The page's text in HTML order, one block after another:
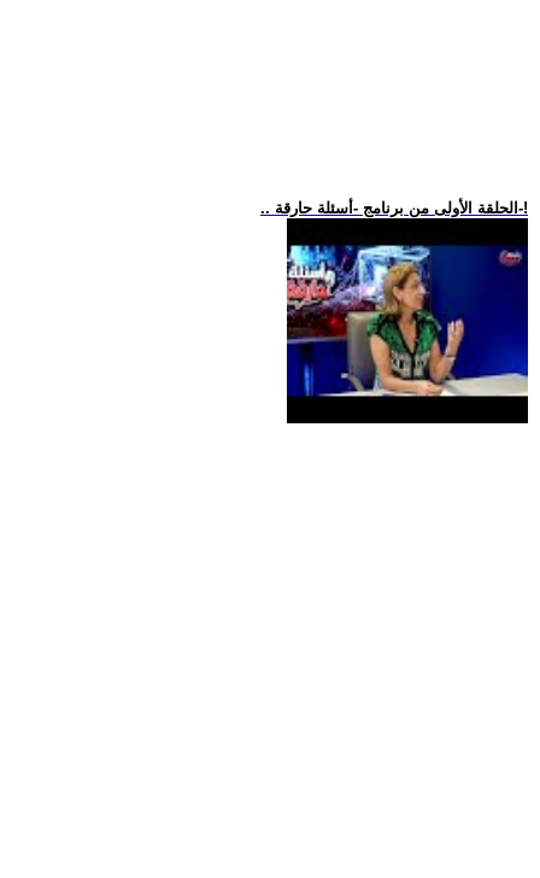
.. الحلقة الأولى من برنامج -أسئلة حارقة-!